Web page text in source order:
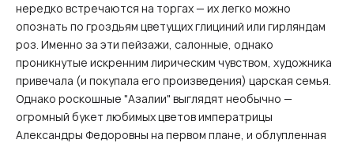
нередко встречаются на торгах — их легко можно
опознать по гроздьям цветущих глициний или гирляндам
роз. Именно за эти пейзажи, салонные, однако
проникнутые искренним лирическим чувством, художника
привечала (и покупала его произведения) царская семья.
Однако роскошные "Азалии" выглядят необычно —
огромный букет любимых цветов императрицы
Александры Федоровны на первом плане, и облупленная